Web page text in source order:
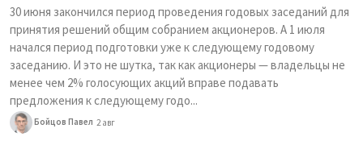
30 июня закончился период проведения годовых заседаний для
принятия решений общим собранием акционеров. А 1 июля
начался период подготовки уже к следующему годовому
заседанию. И это не шутка, так как акционеры — владельцы не
менее чем 2% голосующих акций вправе подавать
предложения к следующему годо...
Бойцов Павел 2 авг